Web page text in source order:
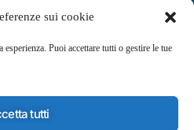
sui cookie
Puoi accettare tutti o gestire le tue
tutti
la forza luminosa del suo
coraggio di vivere": è da qui che
umane, vere.